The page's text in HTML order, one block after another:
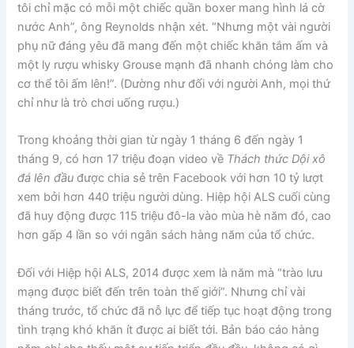
tôi chỉ mặc có mỗi một chiếc quần boxer mang hình lá cờ
nước Anh”, ông Reynolds nhận xét. “Nhưng một vài người
phụ nữ đáng yêu đã mang đến một chiếc khăn tắm ấm và
một ly rượu whisky Grouse mạnh đã nhanh chóng làm cho
cơ thể tôi ấm lên!”. (Dường như đối với người Anh, mọi thứ
chỉ như là trò chơi uống rượu.)
Trong khoảng thời gian từ ngày 1 tháng 6 đến ngày 1
tháng 9, có hơn 17 triệu đoạn video về Thách thức Dội xô
đá lên đầu được chia sẻ trên Facebook với hơn 10 tỷ lượt
xem bởi hơn 440 triệu người dùng. Hiệp hội ALS cuối cùng
đã huy động được 115 triệu đô-la vào mùa hè năm đó, cao
hơn gấp 4 lần so với ngân sách hàng năm của tổ chức.
Đối với Hiệp hội ALS, 2014 được xem là năm mà “trào lưu
mạng được biết đến trên toàn thế giới”. Nhưng chỉ vài
tháng trước, tổ chức đã nỗ lực để tiếp tục hoạt động trong
tình trạng khó khăn ít được ai biết tới. Bản báo cáo hàng